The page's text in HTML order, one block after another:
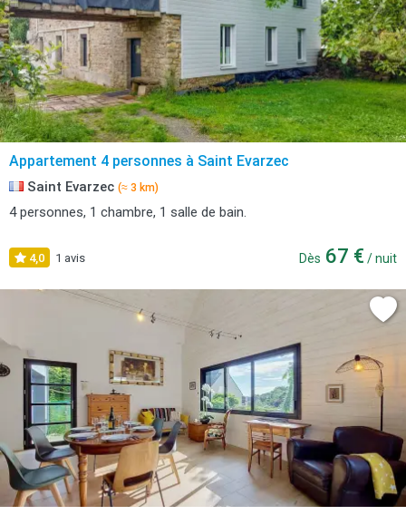
Appartement 4 personnes à Saint Evarzec
Saint Evarzec (≈ 3 km)
4 personnes, 1 chambre, 1 salle de bain.
4,0 1 avis Dès 67 € / nuit